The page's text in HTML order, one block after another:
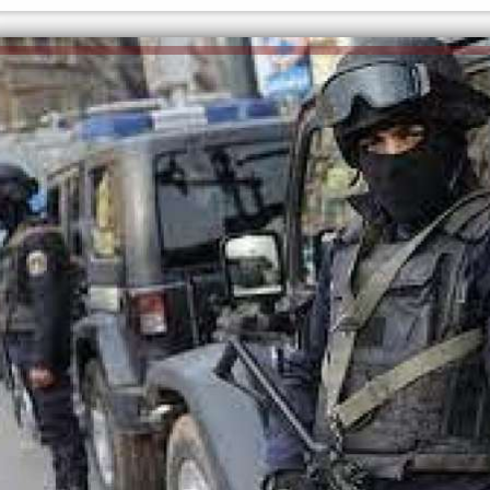
إلهام شرشر تكتب: دي مبقتش كورة..
دي سياسة
الكاتبة إلهام شرشر تهنئ الرئيس
السيسي بعيد ميلاده وتُشيد بجهوده
في بناء الدولة